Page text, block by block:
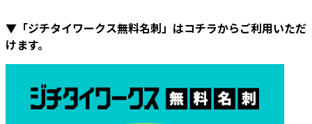
▼「ジチタイワークス無料名刺」はコチラからご利用いただ
けます。